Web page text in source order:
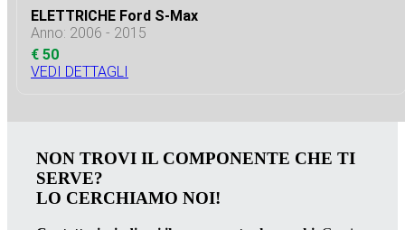
ELETTRICHE Ford S-Max
Anno: 2006 - 2015
€ 50
VEDI DETTAGLI
NON TROVI IL COMPONENTE CHE TI
SERVE?
LO CERCHIAMO NOI!